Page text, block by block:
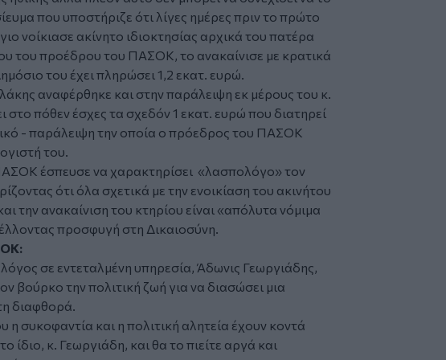
που υποστήριζε ότι λίγες ημέρες πριν το πρώτο
νοίκιασε ακίνητο ιδιοκτησίας αρχικά του πατέρα
του προέδρου του ΠΑΣΟΚ, το ανακαίνισε με κρατικά
του έχει πληρώσει 1,2 εκατ. ευρώ.
αναφέρθηκε και στην παράλειψη εκ μέρους του κ.
πόθεν έσχες τα σχεδόν 1 εκατ. ευρώ που διατηρεί
- παράλειψη την οποία ο πρόεδρος του ΠΑΣΟΚ
του.
έσπευσε να χαρακτηρίσει «λασπολόγο» τον
ότι όλα σχετικά με την ενοικίαση του ακινήτου
την ανακαίνιση του κτηρίου είναι «απόλυτα νόμιμα
προσφυγή στη Δικαιοσύνη.
σε εντεταλμένη υπηρεσία, Άδωνις Γεωργιάδης,
βούρκο την πολιτική ζωή για να διασώσει μια
διαφθορά.
συκοφαντία και η πολιτική αλητεία έχουν κοντά
ίδιο, κ. Γεωργιάδη, και θα το πιείτε αργά και